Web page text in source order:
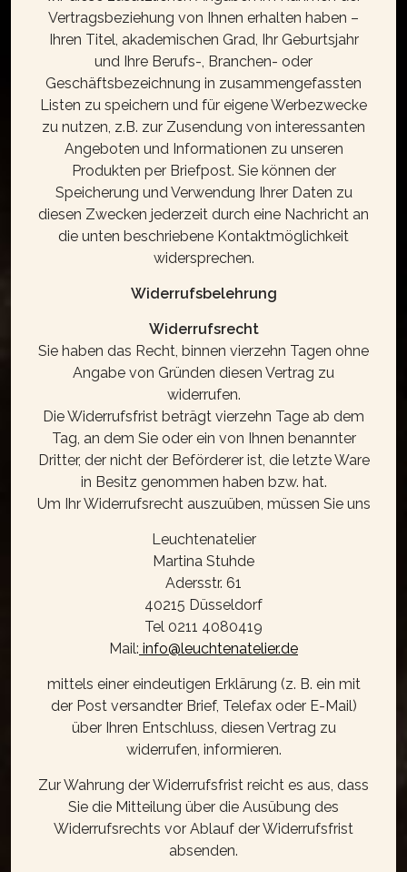
Vertragsbeziehung von Ihnen erhalten haben –
Ihren Titel, akademischen Grad, Ihr Geburtsjahr
und Ihre Berufs-, Branchen- oder
Geschäftsbezeichnung in zusammengefassten
Listen zu speichern und für eigene Werbezwecke
zu nutzen, z.B. zur Zusendung von interessanten
Angeboten und Informationen zu unseren
Produkten per Briefpost. Sie können der
Speicherung und Verwendung Ihrer Daten zu
diesen Zwecken jederzeit durch eine Nachricht an
die unten beschriebene Kontaktmöglichkeit
widersprechen.
Widerrufsbelehrung
Widerrufsrecht
Sie haben das Recht, binnen vierzehn Tagen ohne
Angabe von Gründen diesen Vertrag zu
widerrufen.
Die Widerrufsfrist beträgt vierzehn Tage ab dem
Tag, an dem Sie oder ein von Ihnen benannter
Dritter, der nicht der Beförderer ist, die letzte Ware
in Besitz genommen haben bzw. hat.
Um Ihr Widerrufsrecht auszuüben, müssen Sie uns
Leuchtenatelier
Martina Stuhde
Adersstr. 61
40215 Düsseldorf
Tel 0211 4080419
Mail: info@leuchtenatelier.de
mittels einer eindeutigen Erklärung (z. B. ein mit
der Post versandter Brief, Telefax oder E-Mail)
über Ihren Entschluss, diesen Vertrag zu
widerrufen, informieren.
Zur Wahrung der Widerrufsfrist reicht es aus, dass
Sie die Mitteilung über die Ausübung des
Widerrufsrechts vor Ablauf der Widerrufsfrist
absenden.